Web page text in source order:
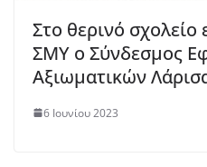
Στο θερινό σχολείο
ΣΜΥ ο Σύνδεσμος
Αξιωματικών
6 Ιουνίου 2023